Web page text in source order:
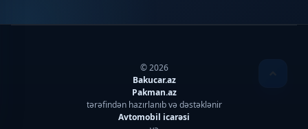
© 2026
Bakucar.az
Pakman.az
tərəfindən hazırlanıb və dəstəklənir
Avtomobil icarəsi